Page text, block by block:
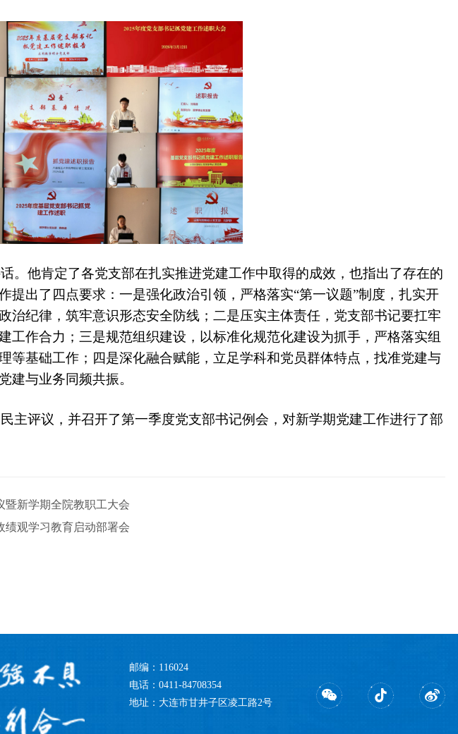
。他肯定了各党支部在扎实推进党建工作中取得的成效，也指出了存在的
提出了四点要求：一是强化政治引领，严格落实“第一议题”制度，扎实开
治纪律，筑牢意识形态安全防线；二是压实主体责任，党支部书记要扛牢
工作合力；三是规范组织建设，以标准化规范化建设为抓手，严格落实组
等基础工作；四是深化融合赋能，立足学科和党员群体特点，找准党建与
建与业务同频共振。
主评议，并召开了第一季度党支部书记例会，对新学期党建工作进行了部
暨新学期全院教职工大会
绩观学习教育启动部署会
邮编：116024
电话：0411-84708354
地址：大连市甘井子区凌工路2号